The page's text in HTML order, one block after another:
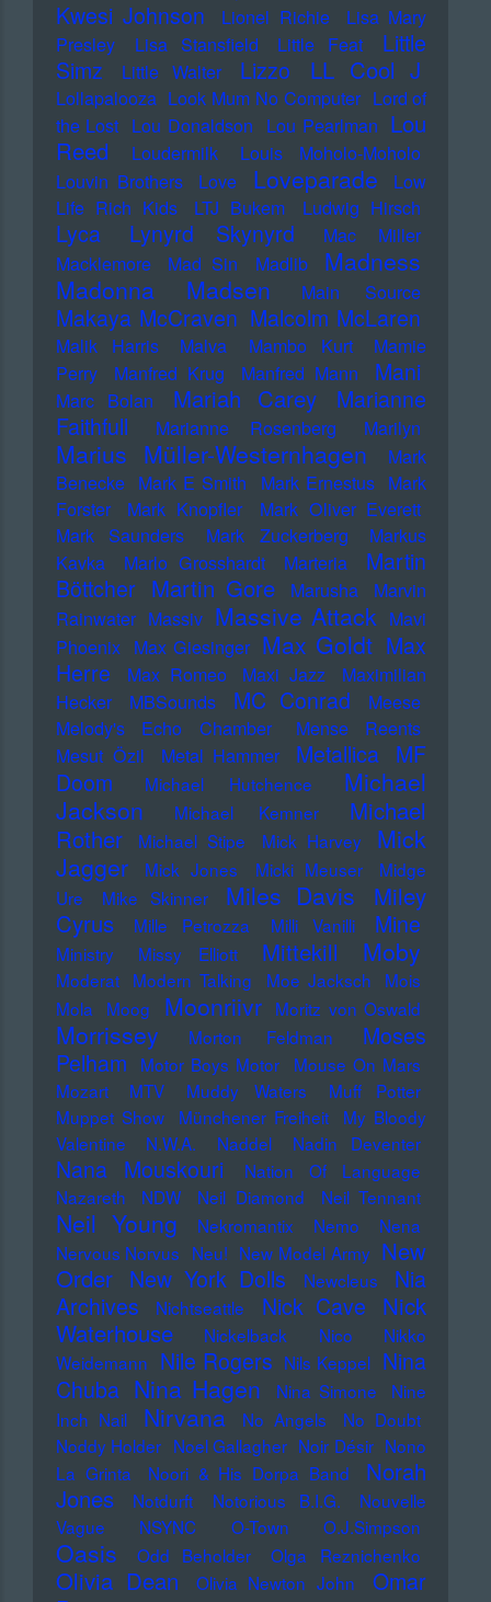
Kwesi Johnson
Lionel Richie
Lisa Mary
Presley
Lisa Stansfield Little Feat
Little
Simz
Little Walter Lizzo LL Cool J
Lollapalooza Look Mum No Computer Lord of
the Lost Lou Donaldson Lou Pearlman Lou
Reed
Loudermilk
Louis Moholo-Moholo
Louvin Brothers
Love Loveparade
Low
Life Rich Kids
LTJ Bukem Ludwig Hirsch
Lyca Lynyrd Skynyrd
Mac Miller
Macklemore
Mad Sin Madlib
Madness
Madonna
Madsen Main Source
Makaya McCraven Malcolm McLaren
Malik Harris Malva Mambo Kurt
Mamie
Perry
Manfred Krug Manfred Mann Mani
Marc Bolan Mariah Carey
Marianne
Faithfull
Marianne Rosenberg Marilyn
Marius Müller-Westernhagen
Mark
Benecke Mark E Smith Mark Ernestus Mark
Forster
Mark Knopfler
Mark Oliver Everett
Mark Saunders
Mark Zuckerberg
Markus
Kavka
Marlo Grosshardt Marteria
Martin
Böttcher Martin Gore Marusha
Marvin
Rainwater Massiv Massive Attack Mavi
Phoenix Max Giesinger Max Goldt Max
Herre
Max Romeo Maxi Jazz
Maximilian
Hecker
MBSounds MC Conrad
Meese
Melody's Echo Chamber
Mense Reents
Mesut Özil
Metal Hammer Metallica MF
Doom
Michael Hutchence
Michael
Jackson
Michael Kemner
Michael
Rother
Michael Stipe Mick Harvey
Mick
Jagger
Mick Jones Micki Meuser
Midge
Ure
Mike Skinner Miles Davis
Miley
Cyrus
Mille Petrozza Milli Vanilli Mine
Ministry Missy Elliott Mittekill Moby
Moderat Modern Talking Moe Jacksch
Mois
Mola
Moog Moonriivr Moritz von Oswald
Morrissey Morton Feldman
Moses
Pelham
Motor Boys Motor
Mouse On Mars
Mozart
MTV Muddy Waters
Muff Potter
Muppet Show
Münchener Freiheit
My Bloody
Valentine
N.W.A. Naddel Nadin Deventer
Nana Mouskouri
Nation Of Language
Nazareth
NDW Neil Diamond Neil Tennant
Neil Young Nekromantix Nemo
Nena
Nervous Norvus Neu! New Model Army New
Order New York Dolls Newcleus
Nia
Archives
Nichtseattle Nick Cave
Nick
Waterhouse
Nickelback Nico
Nikko
Weidemann Nile Rogers Nils Keppel Nina
Chuba Nina Hagen Nina Simone
Nine
Inch Nail
Nirvana No Angels
No Doubt
Noddy Holder Noel Gallagher Noir Désir Nono
La Grinta
Noori & His Dorpa Band
Norah
Jones
Notdurft Notorious B.I.G.
Nouvelle
Vague
NSYNC O-Town O.J.Simpson
Oasis Odd Beholder Olga Reznichenko
Olivia Dean Olivia Newton John
Omar